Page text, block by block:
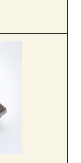
上げの磨きにもこ
より、屋久杉独特
が出現しました。
えあります。
級品と言える存在
やも知れません。